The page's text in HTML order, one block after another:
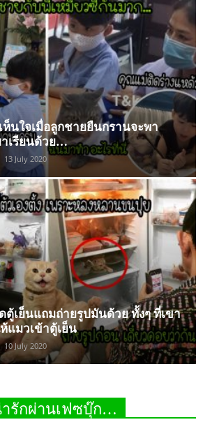
นใจเมื่อลูกชายยืนกรานจะพา
าเรียนด้วย…
13 July 2020
เย็นแถมถ่ายรูปมันด้วย ทั้งๆ ที่เขา
แมวเข้าตู้เย็น
10 July 2020
รักผ่านเฟซบุ๊ก…